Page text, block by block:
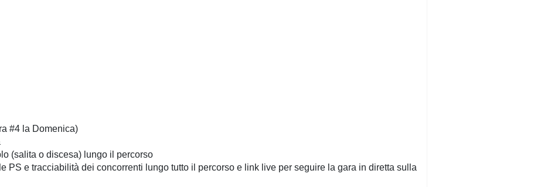
#4 la Domenica)
(salita o discesa) lungo il percorso
PS e tracciabilità dei concorrenti lungo tutto il percorso e link live per seguire la gara in diretta sulla